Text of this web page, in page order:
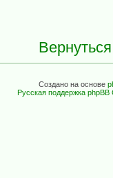
Создано на основе
Русская поддержка phpBB